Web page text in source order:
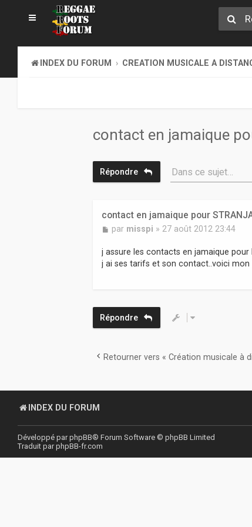
INDEX DU FORUM CREATION MUSICALE A
contact en jamaique
Répondre Dans ce sujet…
contact en jamaique pour
M
s
s
a
par misspi » 27 août 2012 23:44
j assure les contacts en jamaique
j ai ses tarifs et son contact..voici
Répondre
Retourner vers « Création musicale à
INDEX DU FORUM
Développé parphpBB® Forum Software © phpBB Limited
Traduit parphpBB-fr.com